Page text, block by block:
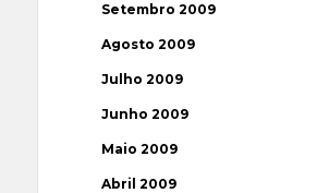
Setembro 2009
Agosto 2009
Julho 2009
Junho 2009
Maio 2009
Abril 2009